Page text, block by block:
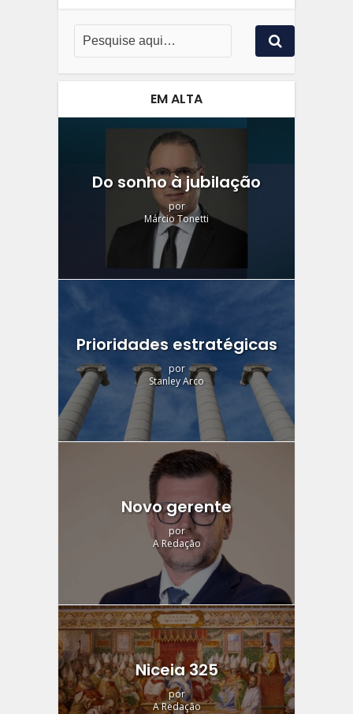
EM ALTA
Do sonho à jubilação
por
Márcio Tonetti
Prioridades estratégicas
por
Stanley Arco
Novo gerente
por
A Redação
Niceia 325
por
A Redação